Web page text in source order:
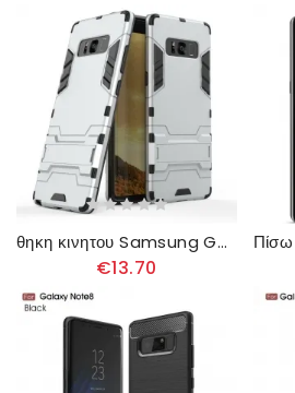
θηκη κινητου Samsung Galaxy Note 8 Εξαιρετικά Ανθεκτικό
€13.70